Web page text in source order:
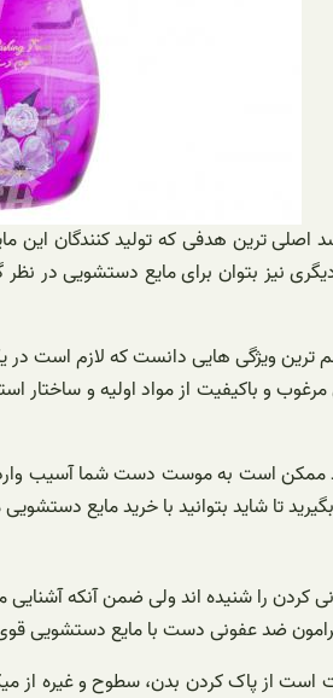
ترین هدفی که تولید کنندگان این
نیز بتوان برای مایع دستشویی در
ویژگی هایی دانست که لازم است
و باکیفیت از مواد اولیه و
ممکن است به موست دست شما آسیب
تا شاید بتوانید با خرید مایع
کردن را شنیده اند ولی ضمن آنکه
ضد عفونی دست با مایع دستشویی قوی
از پاک کردن بدن، سطوح و غیره از